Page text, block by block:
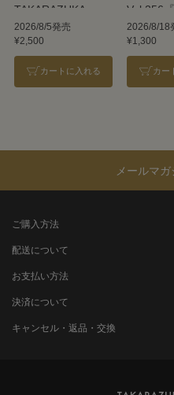
TAKARAZUKA
REVUE 2026
2026/8/5発売
¥2,500
カートに入れる
Vol.256
族』＜雪
2026/8/18
¥1,300
カー
メールマ
ご購入方法
配送について
お支払い方法
決済について
キャンセル・返品・交換